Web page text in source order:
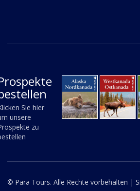
Sie hier
unsere
zu
© Para Tours. Alle Rechte vorbehalten |